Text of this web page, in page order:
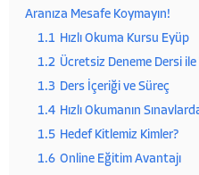
Aranıza Mesafe Koymayın!
1.1 Hızlı Okuma Kursu Eyüp
1.2 Ücretsiz Deneme Dersi ile
1.3 Ders İçeriği ve Süreç
1.4 Hızlı Okumanın
1.5 Hedef Kitlemiz Kimler?
1.6 Online Eğitim Avantajı